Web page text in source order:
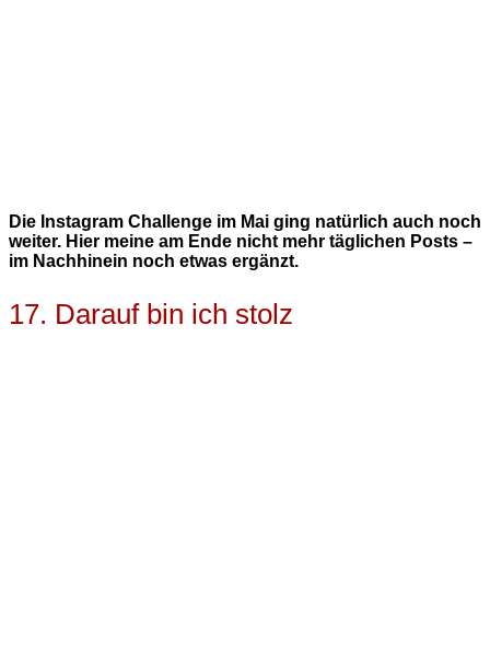
Die Instagram Challenge im Mai ging natürlich auch noch
weiter. Hier meine am Ende nicht mehr täglichen Posts –
im Nachhinein noch etwas ergänzt.
17. Darauf bin ich stolz